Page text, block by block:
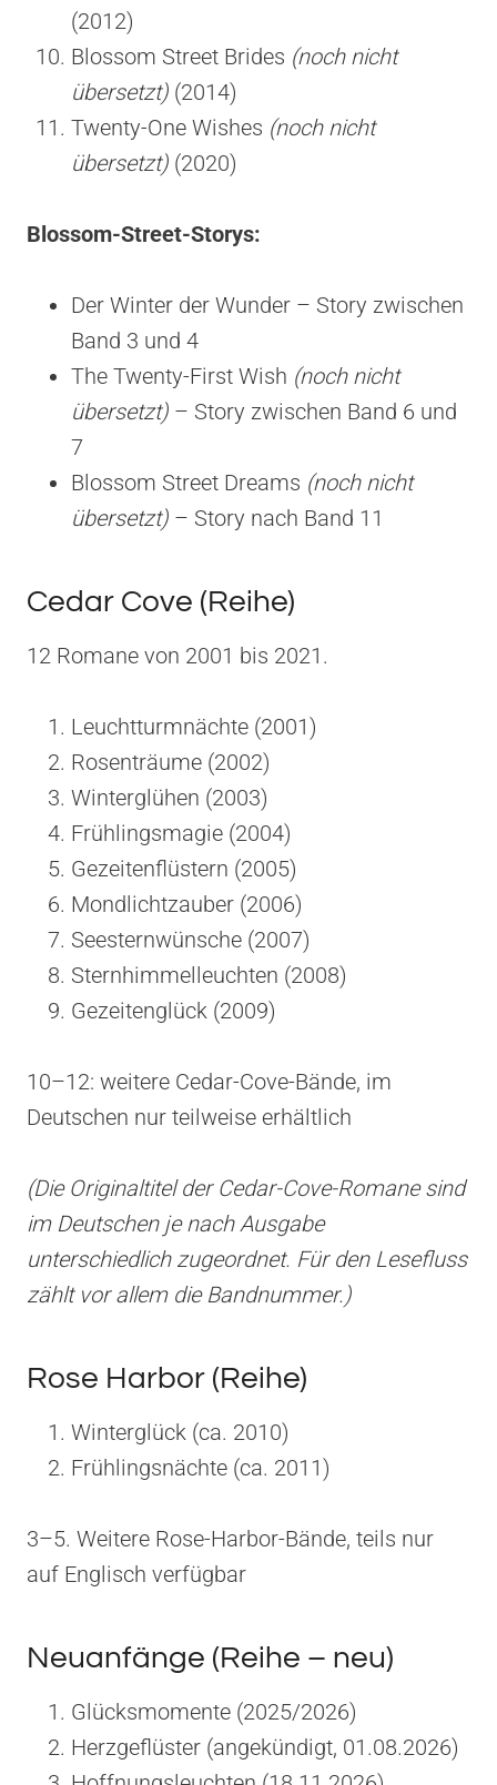
(2012)
Blossom Street Brides (noch nicht
übersetzt) (2014)
Twenty-One Wishes (noch nicht
übersetzt) (2020)
Blossom-Street-Storys:
Der Winter der Wunder – Story zwischen
Band 3 und 4
The Twenty-First Wish (noch nicht
übersetzt) – Story zwischen Band 6 und
7
Blossom Street Dreams (noch nicht
übersetzt) – Story nach Band 11
Cedar Cove (Reihe)
12 Romane von 2001 bis 2021.
Leuchtturmnächte (2001)
Rosenträume (2002)
Winterglühen (2003)
Frühlingsmagie (2004)
Gezeitenflüstern (2005)
Mondlichtzauber (2006)
Seesternwünsche (2007)
Sternhimmelleuchten (2008)
Gezeitenglück (2009)
10–12: weitere Cedar-Cove-Bände, im
Deutschen nur teilweise erhältlich
(Die Originaltitel der Cedar-Cove-Romane sind
im Deutschen je nach Ausgabe
unterschiedlich zugeordnet. Für den Lesefluss
zählt vor allem die Bandnummer.)
Rose Harbor (Reihe)
Winterglück (ca. 2010)
Frühlingsnächte (ca. 2011)
3–5. Weitere Rose-Harbor-Bände, teils nur
auf Englisch verfügbar
Neuanfänge (Reihe – neu)
Glücksmomente (2025/2026)
Herzgeflüster (angekündigt, 01.08.2026)